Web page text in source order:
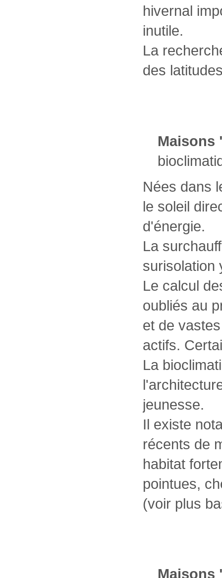
hivernal
inutile.
La
des
Maisons
Nées dans
le soleil
d'énergie.
La
surisolation
Le calcul
oubliés au
et de
actifs.
La
jeunesse.
Il existe
récents de
habitat
pointues,
(voir plus